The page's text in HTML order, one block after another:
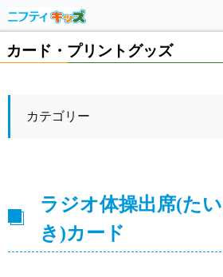
カード・プリントグッズ
カテゴリー
ラジオ体操出席(た
き)カード